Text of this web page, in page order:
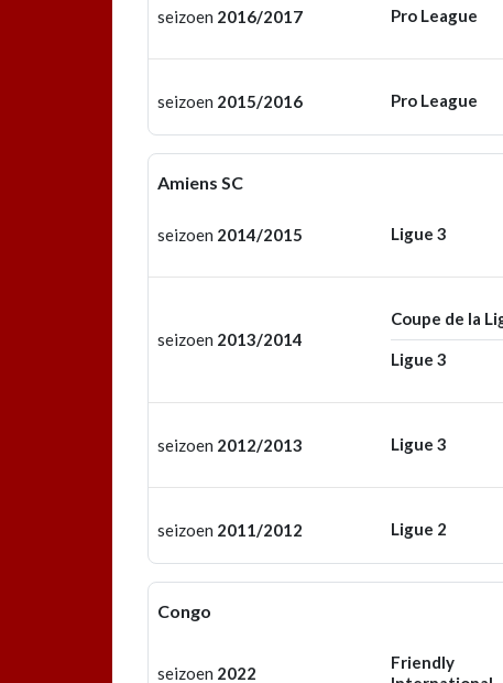
seizoen 2016/2017 Pro League
seizoen 2015/2016 Pro League
Amiens SC
seizoen 2014/2015 Ligue 3
seizoen 2013/2014
Coupe de la
Ligue 3
seizoen 2012/2013 Ligue 3
seizoen 2011/2012 Ligue 2
Congo
seizoen 2022
Friendly